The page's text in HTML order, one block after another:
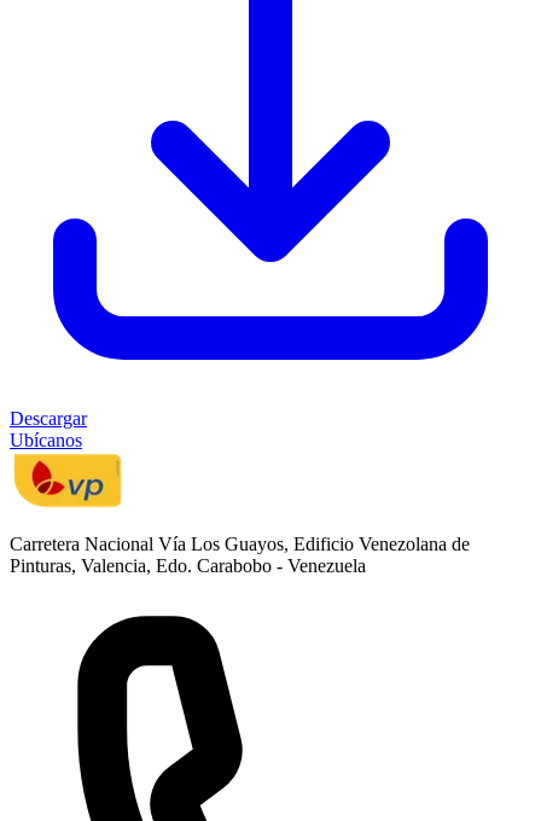
Descargar
Ubícanos
Carretera Nacional Vía Los Guayos, Edificio Venezolana de
Pinturas, Valencia, Edo. Carabobo - Venezuela